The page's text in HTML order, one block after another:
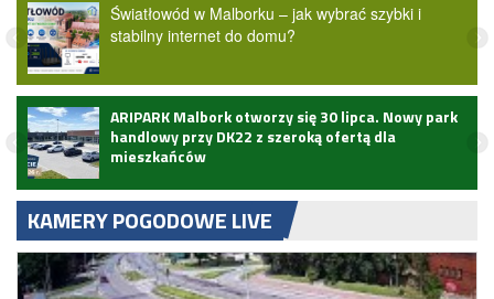
Światłowód w Malborku – jak wybrać szybki i
stabilny internet do domu?
ARIPARK Malbork otworzy się 30 lipca. Nowy park
handlowy przy DK22 z szeroką ofertą dla
mieszkańców
KAMERY POGODOWE LIVE